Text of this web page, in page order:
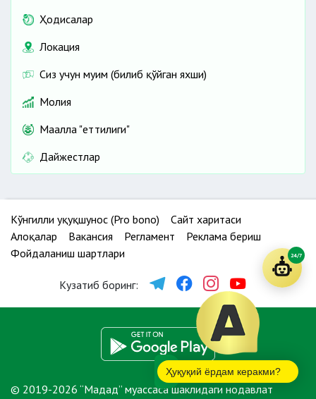
Ҳодисалар
Локация
Сиз учун муҳим (билиб қўйган яхши)
Молия
Маҳалла "еттилиги"
Дайжестлар
Кўнгилли ҳуқуқшунос (Pro bono)
Сайт харитаси
Алоқалар
Вакансия Регламент
Реклама бериш
Фойдаланиш шартлари
Кузатиб боринг:
© 2019-2026 “Мадад” муассаса шаклидаги нодавлат
Ҳуқуқий ёрдам керакми?
24/7